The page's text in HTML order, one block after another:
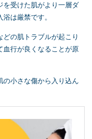
を受けた肌がより一層ダ
は厳禁です。
の肌トラブルが起こり
血行が良くなることが原
の小さな傷から入り込ん